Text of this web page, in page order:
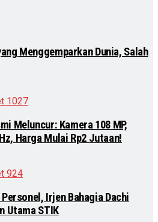
Menggemparkan Dunia, Salah
1027
Meluncur: Kamera 108 MP,
Harga Mulai Rp2 Jutaan!
924
Irjen Bahagia Dachi
Utama STIK